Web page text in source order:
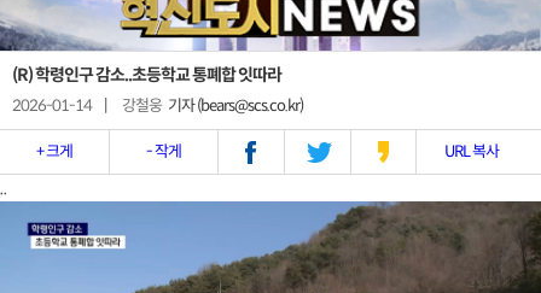
(R) 학령인구 감소..초등학교 통폐합 잇따라
2026-01-14 강철웅 기자 (bears@scs.co.kr)
+ 크게 - 작게 URL 복사
..